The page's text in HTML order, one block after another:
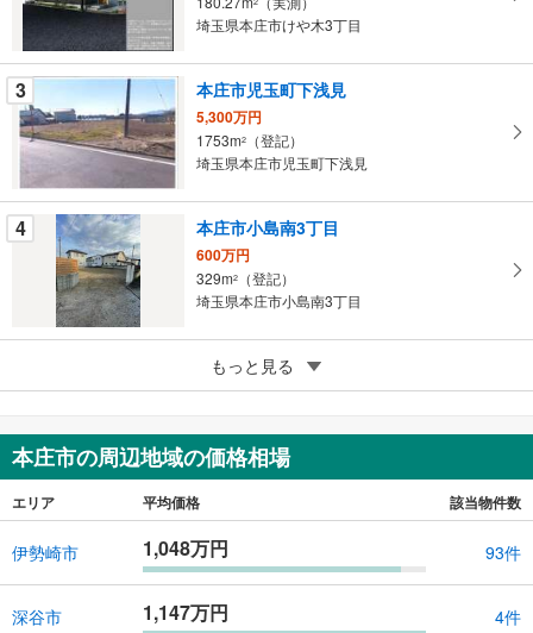
イ
ペ
ー
ジ
に
保
す
る
埼玉県本庄市けや木3丁目
3 本庄市児玉町下浅見
5,300万円
1753m2
（登記）
埼玉県本庄市児玉町下浅見
4 本庄市小島南3丁目
600万円
329m2
（登記）
埼玉県本庄市小島南3丁目
本庄市東五十子
400万円
埼玉県本庄市東五十子
もっと見る
本庄市の周辺地域の価格相場
エリア 平均価格 該当物件数
伊勢崎市 1,048万円 93件
深谷市 1,147万円 4件